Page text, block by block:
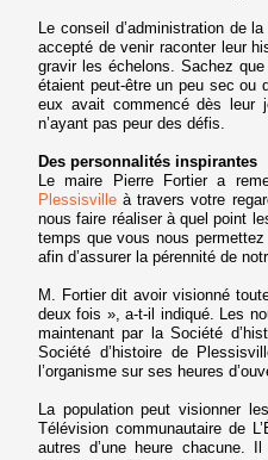
Le conseil d’administration de
accepté de venir raconter leur
gravir les échelons. Sachez
étaient peut-être un peu sec ou
eux avait commencé dès leur
n’ayant pas peur des défis.
Des personnalités inspirantes
Le maire Pierre Fortier a
Plessisville à travers votre
nous faire réaliser à quel point
temps que vous nous
afin d’assurer la pérennité de
M. Fortier dit avoir visionné
deux fois », a-t-il indiqué. Les
maintenant par la Société
Société d’histoire de
l’organisme sur ses heures
La population peut visionner
Télévision communautaire de
autres d’une heure chacune.